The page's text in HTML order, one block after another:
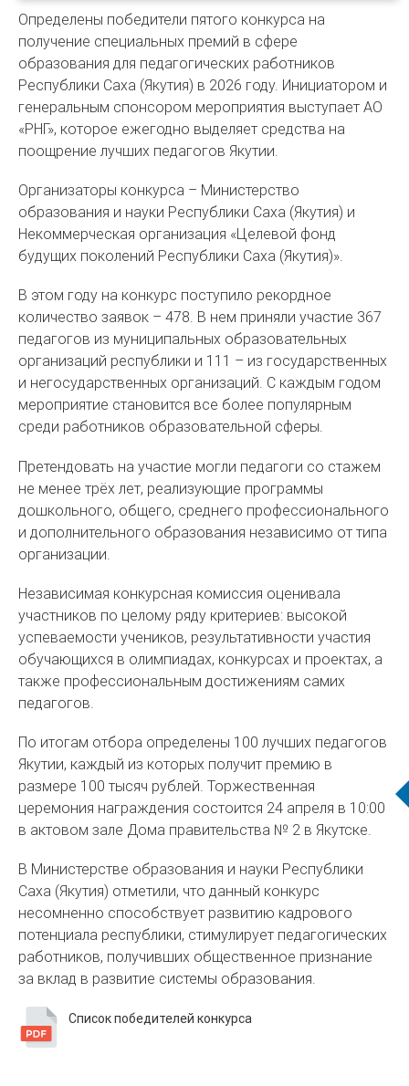
Определены победители пятого конкурса на
получение специальных премий в сфере
образования для педагогических работников
Республики Саха (Якутия) в 2026 году. Инициатором и
генеральным спонсором мероприятия выступает АО
«РНГ», которое ежегодно выделяет средства на
поощрение лучших педагогов Якутии.
Организаторы конкурса – Министерство
образования и науки Республики Саха (Якутия) и
Некоммерческая организация «Целевой фонд
будущих поколений Республики Саха (Якутия)».
В этом году на конкурс поступило рекордное
количество заявок – 478. В нем приняли участие 367
педагогов из муниципальных образовательных
организаций республики и 111 – из государственных
и негосударственных организаций. С каждым годом
мероприятие становится все более популярным
среди работников образовательной сферы.
Претендовать на участие могли педагоги со стажем
не менее трёх лет, реализующие программы
дошкольного, общего, среднего профессионального
и дополнительного образования независимо от типа
организации.
Независимая конкурсная комиссия оценивала
участников по целому ряду критериев: высокой
успеваемости учеников, результативности участия
обучающихся в олимпиадах, конкурсах и проектах, а
также профессиональным достижениям самих
педагогов.
По итогам отбора определены 100 лучших педагогов
Якутии, каждый из которых получит премию в
размере 100 тысяч рублей. Торжественная
церемония награждения состоится 24 апреля в 10:00
в актовом зале Дома правительства № 2 в Якутске.
В Министерстве образования и науки Республики
Саха (Якутия) отметили, что данный конкурс
несомненно способствует развитию кадрового
потенциала республики, стимулирует педагогических
работников, получивших общественное признание
за вклад в развитие системы образования.
Список победителей конкурса